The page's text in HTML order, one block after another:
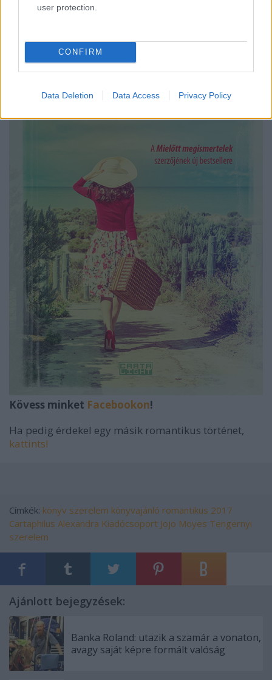
user protection.
CONFIRM
Data Deletion Data Access Privacy Policy
Kövess minket Facebookon!
Ha pedig érdekel egy másik romantikus történet,
kattints!
Címkék: könyv szerelem könyvajánló romantikus 2017
Cartaphilus Alexandra Kiadócsoport Jojo Moyes Tengernyi
szerelem
Ajánlott bejegyzések:
Banka Roland: utazik a szamár a vonaton,
avagy saját képre formált valóság